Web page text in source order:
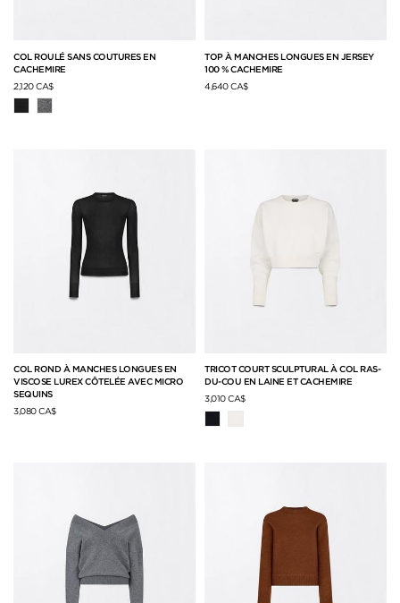
COL ROULÉ SANS COUTURES EN
CACHEMIRE
2,120 CA$
TOP À MANCHES LONGUES EN JERSEY
100 % CACHEMIRE
4,640 CA$
COL ROND À MANCHES LONGUES EN
VISCOSE LUREX CÔTELÉE AVEC MICRO
SEQUINS
3,080 CA$
TRICOT COURT SCULPTURAL À COL RAS-
DU-COU EN LAINE ET CACHEMIRE
3,010 CA$